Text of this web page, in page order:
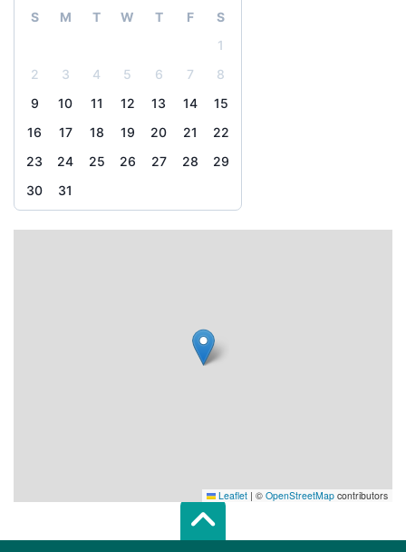
S M T W T F
S
1
2
3 4 5 6 7
8
9
10 11 12 13 14
15
16
17 18 19 20 21
22
23
24 25 26 27 28
29
30
31
Leaflet | © OpenStreetMap contributors
Scroll top of